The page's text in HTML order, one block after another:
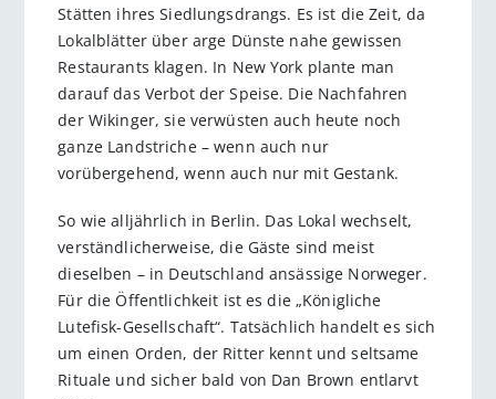
Stätten ihres Siedlungsdrangs. Es ist die Zeit, da
Lokalblätter über arge Dünste nahe gewissen
Restaurants klagen. In New York plante man
darauf das Verbot der Speise. Die Nachfahren
der Wikinger, sie verwüsten auch heute noch
ganze Landstriche – wenn auch nur
vorübergehend, wenn auch nur mit Gestank.
So wie alljährlich in Berlin. Das Lokal wechselt,
verständlicherweise, die Gäste sind meist
dieselben – in Deutschland ansässige Norweger.
Für die Öffentlichkeit ist es die „Königliche
Lutefisk-Gesellschaft“. Tatsächlich handelt es sich
um einen Orden, der Ritter kennt und seltsame
Rituale und sicher bald von Dan Brown entlarvt